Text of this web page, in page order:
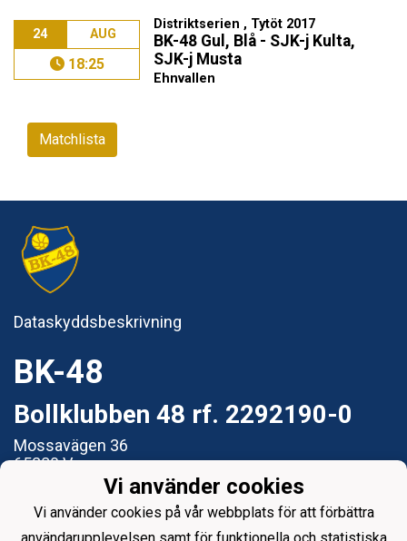
24 AUG
18:25
Distriktserien , Tytöt 2017
BK-48 Gul, Blå - SJK-j Kulta,
SJK-j Musta
Ehnvallen
Matchlista
Dataskyddsbeskrivning
BK-48
Bollklubben 48 rf. 2292190-0
Mossavägen 36
65280 Vasa
e-post: styrelsen@bk48.fi
Vi använder cookies
Vi använder cookies på vår webbplats för att förbättra